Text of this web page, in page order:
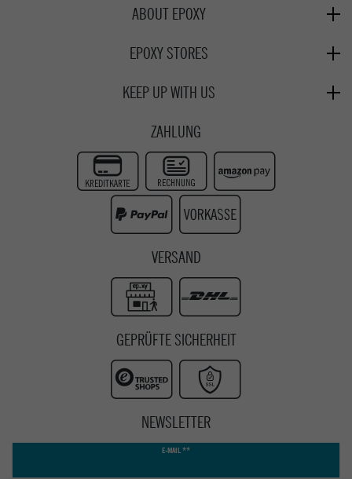
Retoure
Click & Collect
Samstag: 10:00 - 17:00
Whatsapp
Kontaktformular
ABOUT EPOXY
Verleih
Zur Echtheit der Bewertungen
EPOXY STORES
KEEP UP WITH US
Instagram
Youtube
ZAHLUNG
VERSAND
GEPRÜFTE SICHERHEIT
NEWSLETTER
E-MAIL **